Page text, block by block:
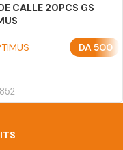
CALLE 20PCS GS
DA500